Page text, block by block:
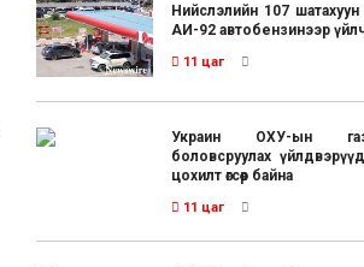
Нийслэлийн 107 шатахуун
АИ-92 автобензинээр
11 цаг
Украин ОХУ-ын
боловсруулах
цохилт өгсөөр байна
11 цаг